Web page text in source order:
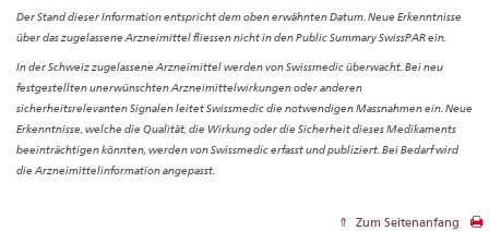
Der Stand dieser Information entspricht dem oben erwähnten Datum. Neue Erkenntnisse
über das zugelassene Arzneimittel fliessen nicht in den Public Summary SwissPAR ein.
In der Schweiz zugelassene Arzneimittel werden von Swissmedic überwacht. Bei neu
festgestellten unerwünschten Arzneimittelwirkungen oder anderen
sicherheitsrelevanten Signalen leitet Swissmedic die notwendigen Massnahmen ein. Neue
Erkenntnisse, welche die Qualität, die Wirkung oder die Sicherheit dieses Medikaments
beeinträchtigen könnten, werden von Swissmedic erfasst und publiziert. Bei Bedarf wird
die Arzneimittelinformation angepasst.
Zum Seitenanfang